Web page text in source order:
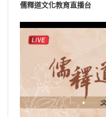
儒釋道文化教育直播台